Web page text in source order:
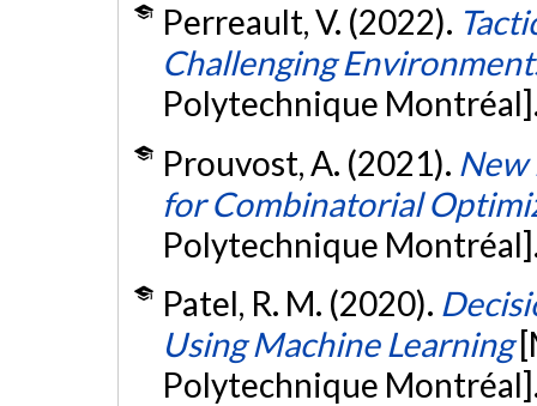
Perreault, V. (2022).
Challenging
Polytechnique
Prouvost, A. (2021). New
for Combinatorial
Polytechnique
Patel, R. M. (2020).
Using Machine Learning
Polytechnique